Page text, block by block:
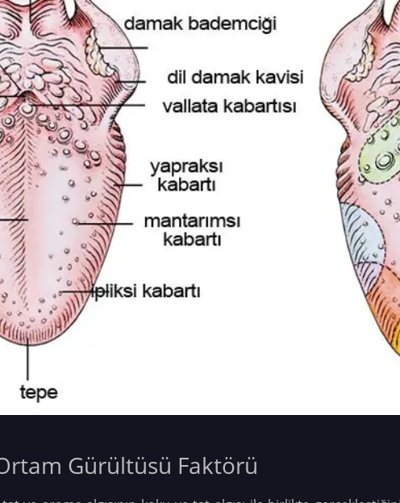
Gürültüsü Faktörü